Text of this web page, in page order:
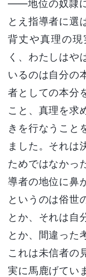
――地位の奴隷
とえ指導者に選
背丈や真理の
く、わたしはや
いるのは自分の
者としての本分
こと、真理を求
きを行なうこと
ました。それは
ためではなかっ
導者の地位に鼻
というのは俗世
とか、それは自
とか、間違った
これは未信者の
実に馬鹿げてい